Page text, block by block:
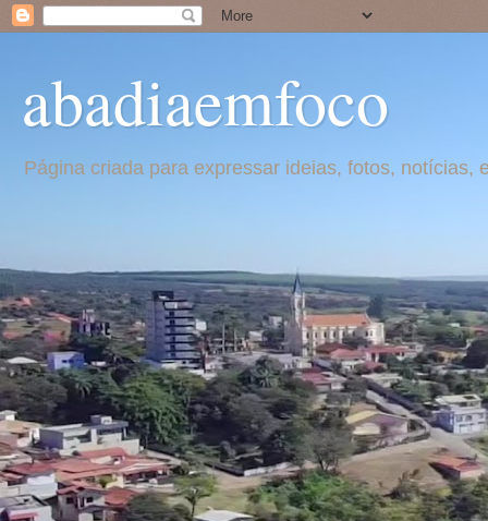
abadiaemfoco
Página criada para expressar ideias, fotos,